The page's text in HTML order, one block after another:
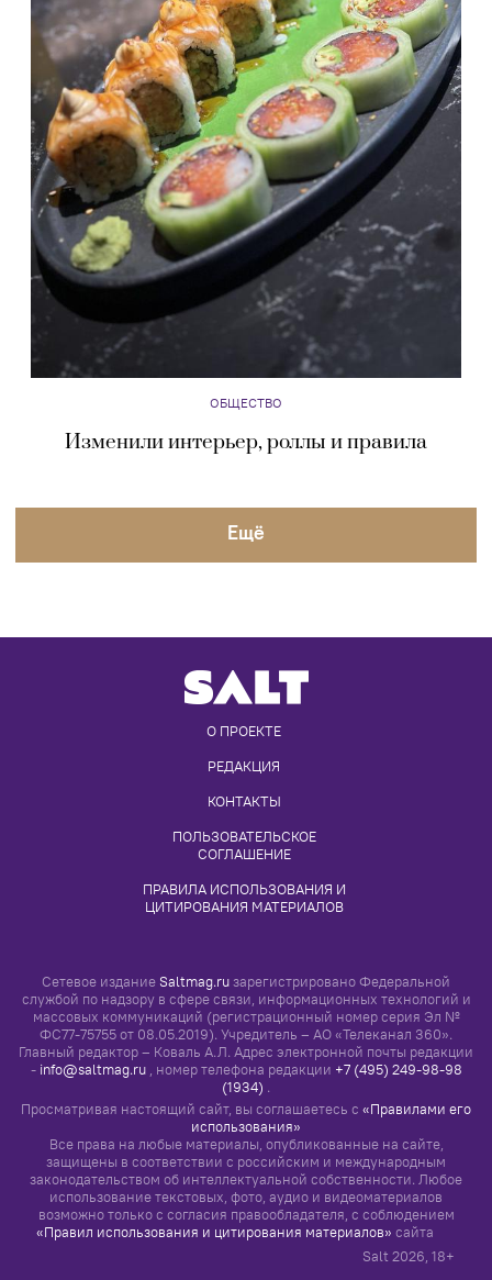
ОБЩЕСТВО
Изменили интерьер, роллы и правила
Eщё
О ПРОЕКТЕ
РЕДАКЦИЯ
КОНТАКТЫ
ПОЛЬЗОВАТЕЛЬСКОЕ
СОГЛАШЕНИЕ
ПРАВИЛА ИСПОЛЬЗОВАНИЯ И
ЦИТИРОВАНИЯ МАТЕРИАЛОВ
Сетевое издание Saltmag.ru зарегистрировано Федеральной
службой по надзору в сфере связи, информационных технологий и
массовых коммуникаций (регистрационный номер серия Эл №
ФС77-75755 от 08.05.2019). Учредитель – АО «Телеканал 360».
Главный редактор – Коваль А.Л. Адрес электронной почты редакции
- info@saltmag.ru, номер телефона редакции +7 (495) 249-98-98
(1934) .
Просматривая настоящий сайт, вы соглашаетесь с «Правилами его
использования»
Все права на любые материалы, опубликованные на сайте,
защищены в соответствии с российским и международным
законодательством об интеллектуальной собственности. Любое
использование текстовых, фото, аудио и видеоматериалов
возможно только с согласия правообладателя, с соблюдением
«Правил использования и цитирования материалов» сайта
Salt 2026 , 18+